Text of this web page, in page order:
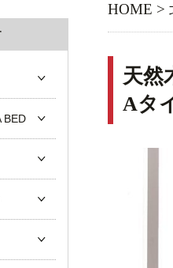
HOME >
天然
Aタ
BED